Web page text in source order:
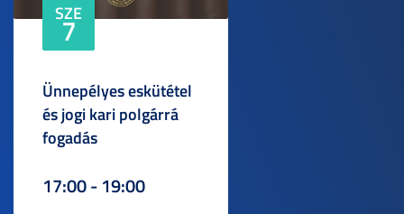
SZE
7
Ünnepélyes eskütétel
és jogi kari polgárrá
fogadás
17:00 - 19:00